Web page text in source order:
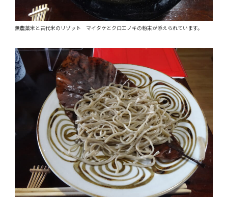
無農薬米と古代米のリゾット マイタケとクロエノキの粉末が添えられています。